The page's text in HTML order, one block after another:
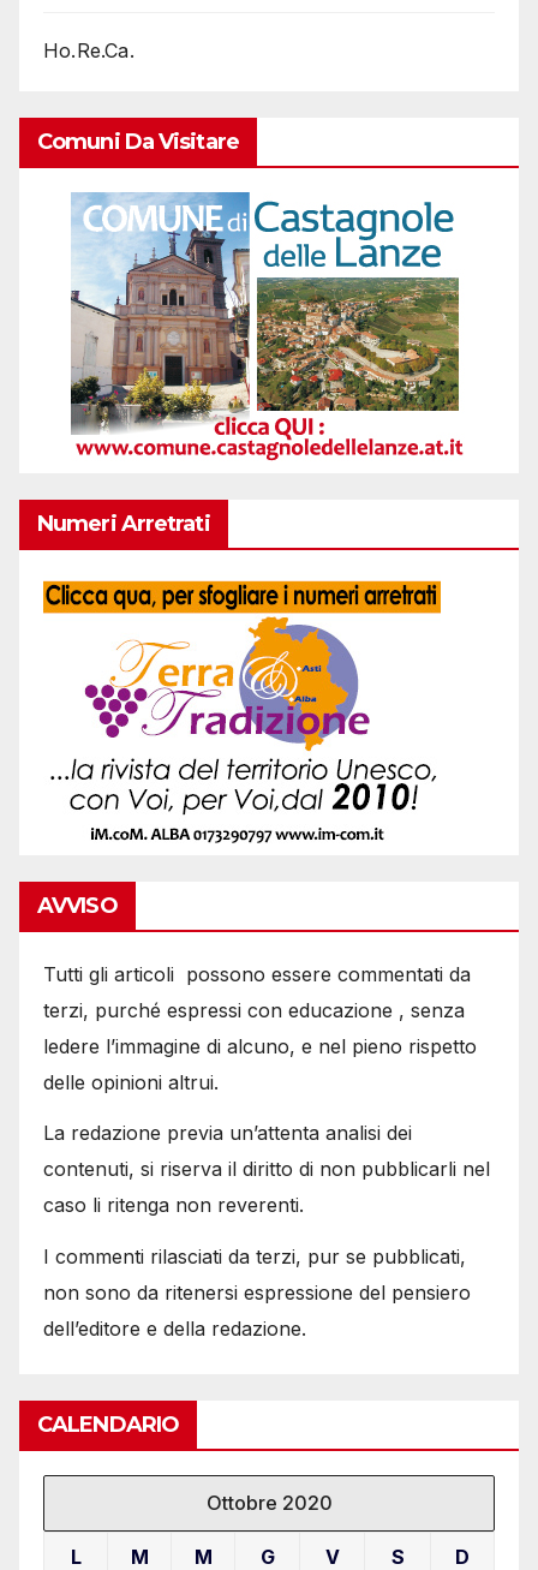
Ho.Re.Ca.
Comuni Da Visitare
Numeri Arretrati
AVVISO
Tutti gli articoli possono essere commentati da
terzi, purché espressi con educazione , senza
ledere l’immagine di alcuno, e nel pieno rispetto
delle opinioni altrui.
La redazione previa un’attenta analisi dei
contenuti, si riserva il diritto di non pubblicarli nel
caso li ritenga non reverenti.
I commenti rilasciati da terzi, pur se pubblicati,
non sono da ritenersi espressione del pensiero
dell’editore e della redazione.
CALENDARIO
Ottobre 2020
L M M G V S D